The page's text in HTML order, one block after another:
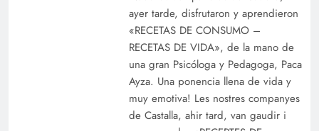
ayer tarde, disfrutaron y aprendieron
«RECETAS DE CONSUMO –
RECETAS DE VIDA», de la mano de
una gran Psicóloga y Pedagoga, Paca
Ayza. Una ponencia llena de vida y
muy emotiva! Les nostres companyes
de Castalla, ahir tard, van gaudir i